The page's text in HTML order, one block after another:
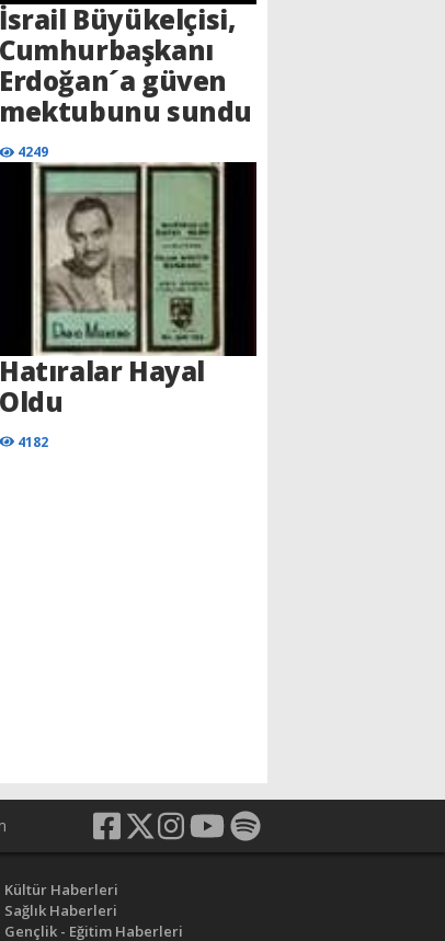
İsrail Büyükelçisi,
Cumhurbaşkanı
Erdoğan´a güven
mektubunu sundu
4249
Hatıralar Hayal
Oldu
4182
Kültür Haberleri
Sağlık Haberleri
Gençlik - Eğitim Haberleri